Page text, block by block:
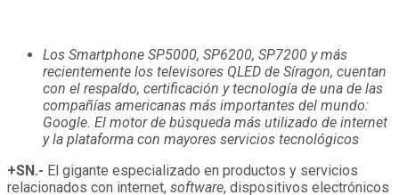
Los Smartphone SP5000, SP6200, SP7200 y más
recientemente los televisores QLED de Síragon, cuentan
con el respaldo, certificación y tecnología de una de las
compañías americanas más importantes del mundo:
Google. El motor de búsqueda más utilizado de internet
y la plataforma con mayores servicios tecnológicos
+SN.- El gigante especializado en productos y servicios
relacionados con internet, software, dispositivos electrónicos